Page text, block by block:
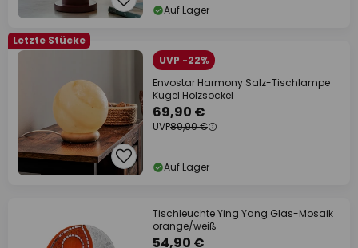
Auf Lager
Letzte Stücke
UVP -22%
Envostar Harmony Salz-Tischlampe
Kugel Holzsockel
69,90 €
UVP89,90 €
Auf Lager
Tischleuchte Ying Yang Glas-Mosaik
orange/weiß
54,90 €